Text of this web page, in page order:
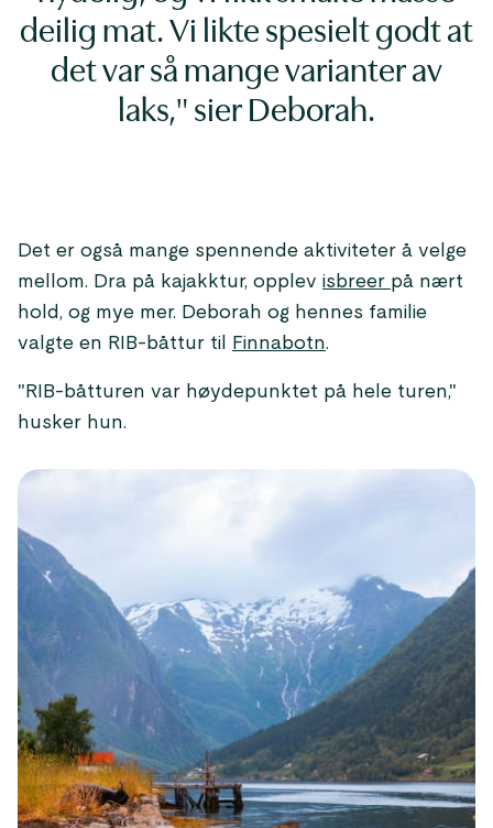
deilig mat. Vi likte spesielt godt at
det var så mange varianter av
laks," sier Deborah.
Det er også mange spennende aktiviteter å velge
mellom. Dra på kajakktur, opplev isbreer på nært
hold, og mye mer. Deborah og hennes familie
valgte en RIB-båttur til
Finnabotn.
"RIB-båtturen var høydepunktet på hele turen,"
husker hun.